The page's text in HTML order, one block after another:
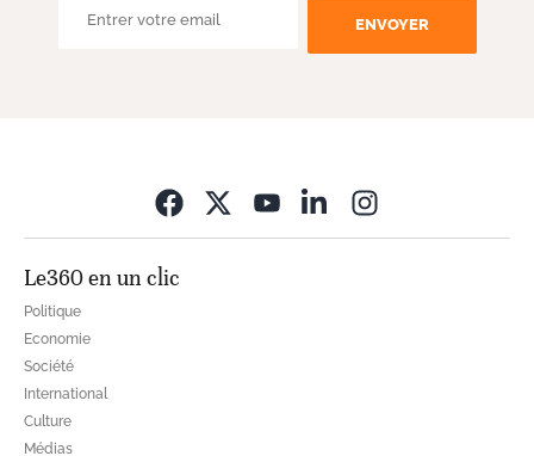
ENVOYER
Le360 en un clic
Politique
Economie
Société
International
Culture
Médias